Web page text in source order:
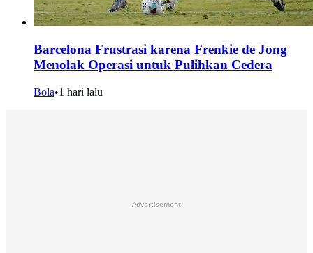
Barcelona Frustrasi karena Frenkie de Jong
Menolak Operasi untuk Pulihkan Cedera
Bola•1 hari lalu
Advertisement